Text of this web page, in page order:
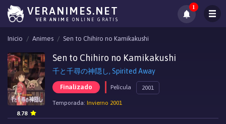
VERANIMES.NET
VER ANIME ONLINE GRATIS
1
Inicio Animes Sen to Chihiro no Kamikakushi
Sen to Chihiro no Kamikakushi
千と千尋の神隠し, Spirited Away
Finalizado Película 2001
Temporada: Invierno 2001
8.78